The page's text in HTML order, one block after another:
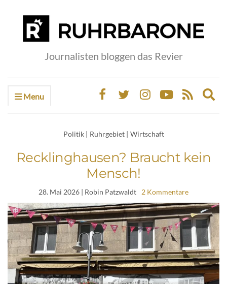
Journalisten bloggen das Revier
Menu
Politik | Ruhrgebiet | Wirtschaft
Recklinghausen? Braucht kein
Mensch!
28. Mai 2026 | Robin Patzwaldt 2 Kommentare